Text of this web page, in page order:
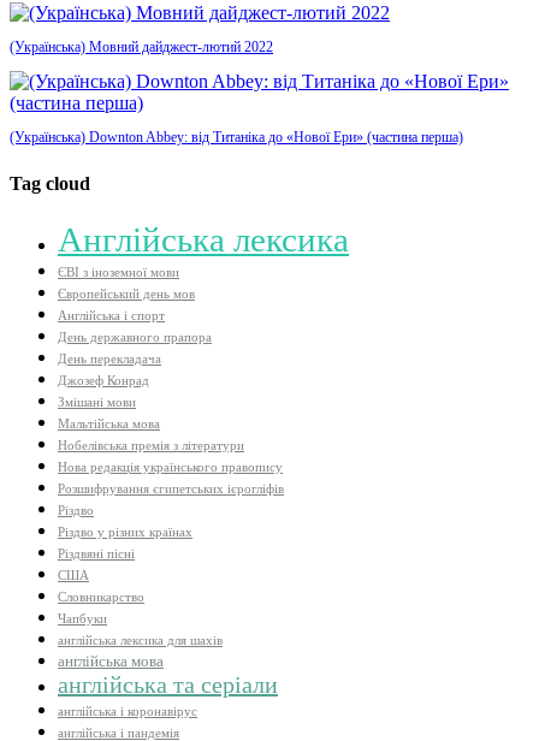
(Українська) Мовний дайджест-лютий 2022
(Українська) Downton Abbey: від Титаніка до «Нової Ери» (частина перша)
Tag cloud
Aнглійська лексика
ЄВІ з іноземної мови
Європейський день мов
Англійська і спорт
День державного прапора
День перекладача
Джозеф Конрад
Змішані мови
Мальтійська мова
Нобелівська премія з літератури
Нова редакція українського правопису
Розшифрування єгипетських ієрогліфів
Різдво
Різдво у різних країнах
Різдвяні пісні
США
Словникарство
Чапбуки
англійська лексика для шахів
англійська мова
англійська та серіали
англійська і коронавірус
англійська і пандемія